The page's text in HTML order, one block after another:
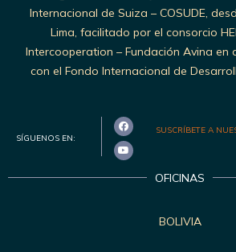
Internacional de Suiza – COSUDE,
Lima, facilitado por el consorcio
Intercooperation – Fundación Avina en
con el Fondo Internacional de
SÍGUENOS EN:
SUSCRÍBETE A
OFICINAS
BOLIVIA